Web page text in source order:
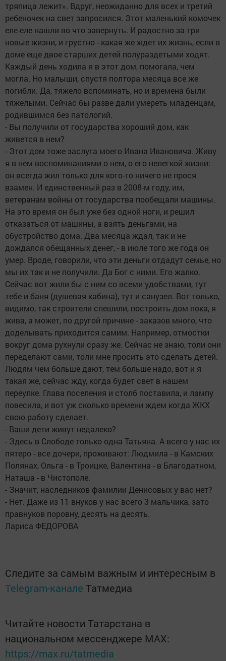
тряпица лежит». Вдруг, неожиданно для всех и третий
ребеночек на свет запросился. Этот маленький комочек
еле-еле нашли во что завернуть. И радостно за три
новые жизни, и грустно - какая же ждет их жизнь, если в
доме еще двое старших детей полураздетыми ходят.
Каждый день ходила я в этот дом, помогала, чем
могла. Но малыши, спустя полтора месяца все же
погибли. Да, тяжело вспоминать, но и времена были
тяжелыми. Сейчас бы разве дали умереть младенцам,
родившимся без патологий.
- Вы получили от государства хороший дом, как
живется в нем?
- Этот дом тоже заслуга моего Ивана Ивановича. Живу
я в нем воспоминаниями о нем, о его нелегкой жизни:
он всегда жил только для кого-то ничего не прося
взамен. И единственный раз в 2008-м году, им,
ветеранам войны от государства пообещали машины.
На это время он был уже без одной ноги, и решил
отказаться от машины, а взять деньгами, на
обустройство дома. Два месяца ждал, так и не
дождался обещанных денег, - в июле того же года он
умер. Вроде, говорили, что эти деньги отдадут семье, но
мы их так и не получили. Да Бог с ними. Его жалко.
Сейчас вот жили бы с ним со всеми удобствами, тут
тебе и баня (душевая кабина), тут и санузел. Вот только,
видимо, так строители спешили, построить дом пока, я
жива, а может, по другой причине - заказов много, что
доделывать приходится самим. Например, отмостки
вокруг дома рухнули сразу же. Сейчас не знаю, толи они
переделают сами, толи мне просить это сделать детей.
Людям чем больше дают, тем больше надо, вот и я
такая же, сейчас жду, когда будет свет в нашем
переулке. Глава поселения и столб поставила, и лампу
повесила, и вот уж сколько времени ждем когда ЖКХ
свою работу сделает.
- Ваши дети живут недалеко?
- Здесь в Слободе только одна Татьяна. А всего у нас их
пятеро - все дочери, проживают: Людмила - в Камских
Полянах, Ольга - в Троицке, Валентина - в Благодатном,
Наташа - в Чистополе.
- Значит, наследников фамилии Денисовых у вас нет?
- Нет. Даже из 11 внуков у нас всего 3 мальчика, зато
правнуков поровну, десять на десять.
Лариса ФЕДОРОВА
Следите за самым важным и интересным в
Telegram-канале Татмедиа
Читайте новости Татарстана в
национальном мессенджере MАХ:
https://max.ru/tatmedia